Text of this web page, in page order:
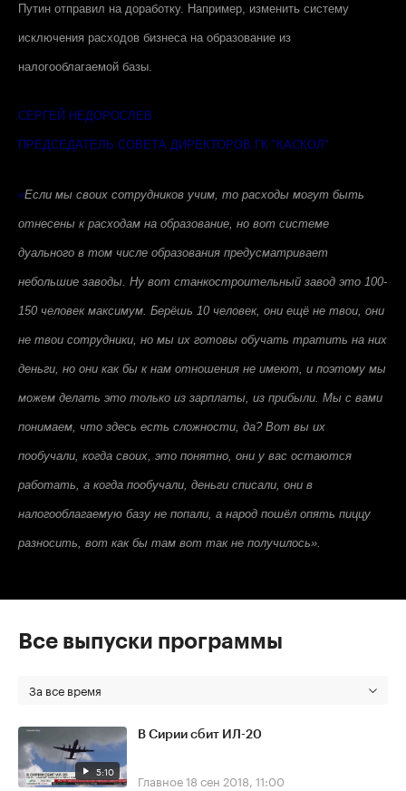
Путин отправил на доработку. Например, изменить систему
исключения расходов бизнеса на образование из
налогооблагаемой базы.
СЕРГЕЙ НЕДОРОСЛЕВ
ПРЕДСЕДАТЕЛЬ СОВЕТА ДИРЕКТОРОВ ГК "КАСКОЛ"
«Если мы своих сотрудников учим, то расходы могут быть
отнесены к расходам на образование, но вот системе
дуального в том числе образования предусматривает
небольшие заводы. Ну вот станкостроительный завод это 100-
150 человек максимум. Берёшь 10 человек, они ещё не твои, они
не твои сотрудники, но мы их готовы обучать тратить на них
деньги, но они как бы к нам отношения не имеют, и поэтому мы
можем делать это только из зарплаты, из прибыли. Мы с вами
понимаем, что здесь есть сложности, да? Вот вы их
пообучали, когда своих, это понятно, они у вас остаются
работать, а когда пообучали, деньги списали, они в
налогооблагаемую базу не попали, а народ пошёл опять пиццу
разносить, вот как бы там вот так не получилось».
Все выпуски программы
За все время
5:10
В Сирии сбит ИЛ-20
Главное18 сен 2018, 11:00